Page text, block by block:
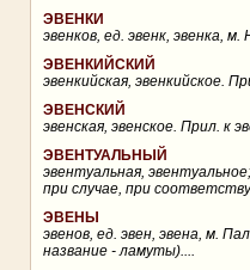
ЭВЕНКИ
эвенков, ед. эвенк, эвенка,
ЭВЕНКИЙСКИЙ
эвенкийская, эвенкийское.
ЭВЕНСКИЙ
эвенская, эвенское. Прил. к
ЭВЕНТУАЛЬНЫЙ
эвентуальная,
при случае, при
ЭВЕНЫ
эвенов, ед. эвен, эвена, м.
название - ламуты)....